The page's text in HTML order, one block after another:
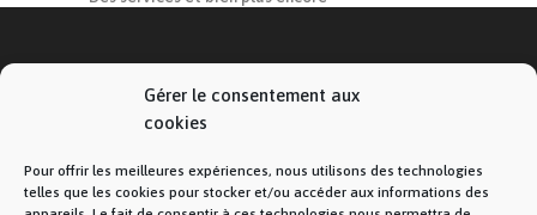
Gérer le consentement aux
cookies
Pour offrir les meilleures expériences, nous utilisons des technologies
telles que les cookies pour stocker et/ou accéder aux informations des
© La Fibre Lyonnaise –Mentions Légales
allée des chevreuils – 69380 Lissieu – 04 28 28 28
marque de la société Muona SAS